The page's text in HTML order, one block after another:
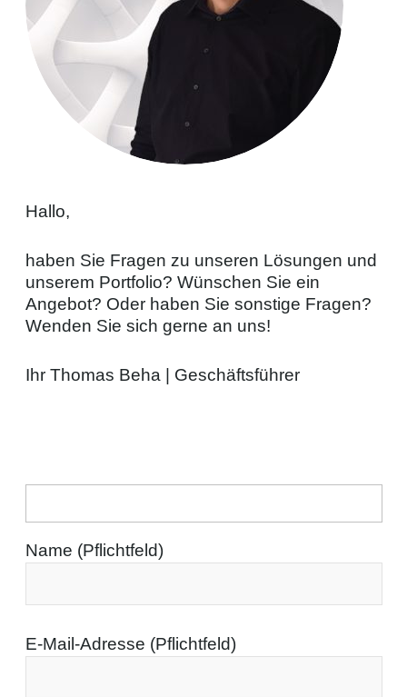
Hallo,
haben Sie Fragen zu unseren Lösungen und
unserem Portfolio? Wünschen Sie ein
Angebot? Oder haben Sie sonstige Fragen?
Wenden Sie sich gerne an uns!
Ihr Thomas Beha | Geschäftsführer
Name (Pflichtfeld)
E-Mail-Adresse (Pflichtfeld)